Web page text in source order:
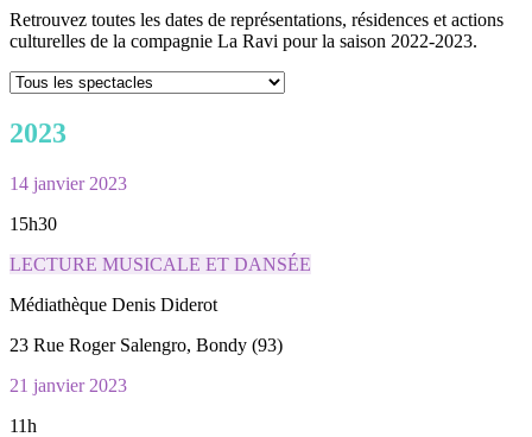
Retrouvez toutes les dates de représentations, résidences et actions
culturelles de la compagnie La Ravi pour la saison 2022-2023.
2023
14 janvier 2023
15h30
LECTURE MUSICALE ET DANSÉE
Médiathèque Denis Diderot
23 Rue Roger Salengro, Bondy (93)
21 janvier 2023
11h